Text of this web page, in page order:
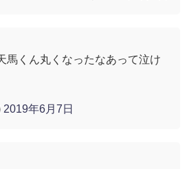
馬くん丸くなったなあって泣け
2019年6月7日